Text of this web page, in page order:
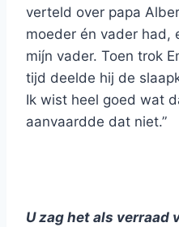
verteld over papa
moeder én vader had,
mij́n vader. Toen trok
tijd deelde hij de
Ik wist heel goed wat
aanvaardde dat niet.”
U zag het als verraad